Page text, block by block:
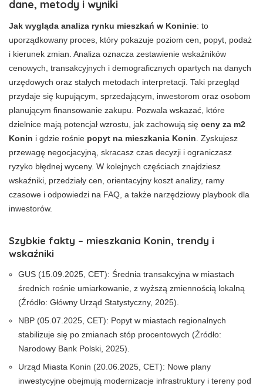
dane, metody i wyniki
Jak wygląda analiza rynku mieszkań w Koninie: to
uporządkowany proces, który pokazuje poziom cen, popyt, podaż
i kierunek zmian. Analiza oznacza zestawienie wskaźników
cenowych, transakcyjnych i demograficznych opartych na danych
urzędowych oraz stałych metodach interpretacji. Taki przegląd
przydaje się kupującym, sprzedającym, inwestorom oraz osobom
planującym finansowanie zakupu. Pozwala wskazać, które
dzielnice mają potencjał wzrostu, jak zachowują się ceny za m2
Konin i gdzie rośnie popyt na mieszkania Konin . Zyskujesz
przewagę negocjacyjną, skracasz czas decyzji i ograniczasz
ryzyko błędnej wyceny. W kolejnych częściach znajdziesz
wskaźniki, przedziały cen, orientacyjny koszt analizy, ramy
czasowe i odpowiedzi na FAQ, a także narzędziowy playbook dla
inwestorów.
Szybkie fakty – mieszkania Konin, trendy i
wskaźniki
GUS (15.09.2025, CET): Średnia transakcyjna w miastach
średnich rośnie umiarkowanie, z wyższą zmiennością lokalną
(Źródło: Główny Urząd Statystyczny, 2025).
NBP (05.07.2025, CET): Popyt w miastach regionalnych
stabilizuje się po zmianach stóp procentowych (Źródło:
Narodowy Bank Polski, 2025).
Urząd Miasta Konin (20.06.2025, CET): Nowe plany
inwestycyjne obejmują modernizacje infrastruktury i tereny pod